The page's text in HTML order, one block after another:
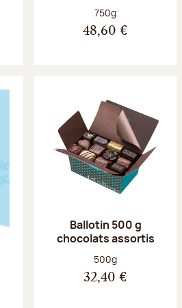
Poids net :
750g
48,60 €
Ballotin 500 g
chocolats assortis
Poids net :
500g
32,40 €